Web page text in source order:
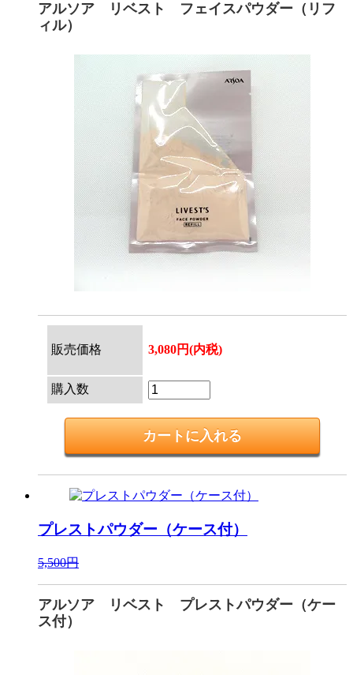
アルソア リベスト フェイスパウダー（リフ
ィル）
販売価格 3,080円(内税)
購入数
プレストパウダー（ケース付）
5,500円
アルソア リベスト プレストパウダー（ケー
ス付）